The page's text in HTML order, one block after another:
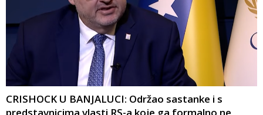
CRISHOCK U BANJALUCI: Održao sastanke i s